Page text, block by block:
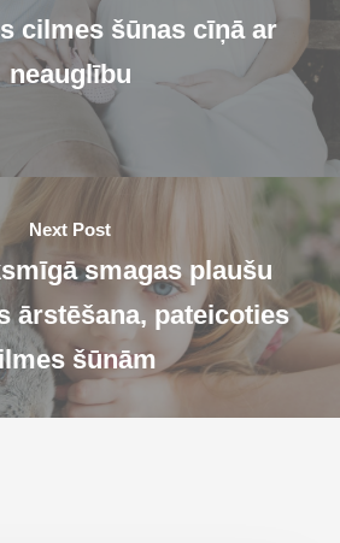
cilmes šūnas cīņā ar
neauglību
Next Post
smagas plaušu
ārstēšana, pateicoties
šūnām